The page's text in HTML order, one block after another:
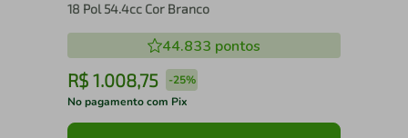
18 Pol 54.4cc Cor Branco
44.833 pontos
R$ 1.008,75 -25%
No pagamento com Pix